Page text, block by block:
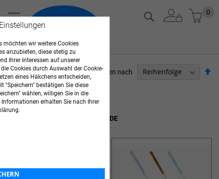
Zum
Inhalt
0
Suche
Artikel1-12von15
Sortieren nach
AKUPUNKTUR & NATURHEILKUNDE
ARZTBEDARF
möchten wir weitere Cookies
anzubieten, diese stetig zu
Ihrer Interessen auf unserer
Cookies durch Auswahl der Cookie-
eines Häkchens entscheiden,
"Speichern" bestätigen Sie diese
wählen, willigen Sie in die
erhalten Sie nach Ihrer